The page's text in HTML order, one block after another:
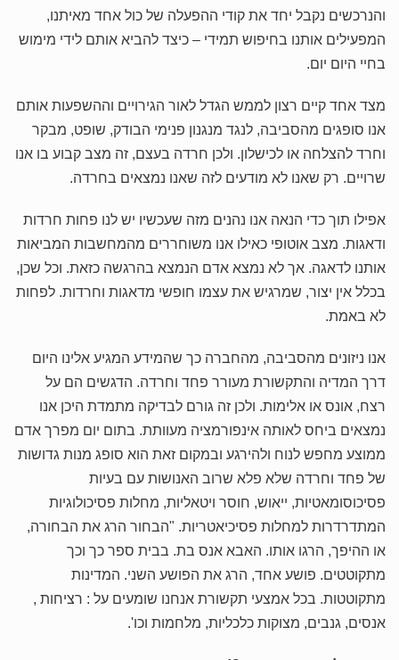
והנרכשים נקבל יחד את קודי ההפעלה של כול אחד מאיתנו,
המפעילים אותנו בחיפוש תמידי – כיצד להביא אותם לידי מימוש
בחיי היום יום.
מצד אחד קיים רצון לממש הגדל לאור הגירויים וההשפעות אותם
אנו סופגים מהסביבה, לנגד מנגנון פנימי הבודק, שופט, מבקר
וחרד להצלחה או לכישלון. ולכן חרדה בעצם, זה מצב קבוע בו אנו
שרויים. רק שאנו לא מודעים לזה שאנו נמצאים בחרדה.
אפילו תוך כדי הנאה אנו נהנים מזה שעכשיו יש לנו פחות חרדות
ודאגות. מצב אוטופי כאילו אנו משוחררים מהמחשבות המביאות
אותנו לדאגה. אך לא נמצא אדם הנמצא בהרגשה כזאת. וכל שכן,
בכלל אין יצור, שמרגיש את עצמו חופשי מדאגות וחרדות. לפחות
לא באמת.
אנו ניזונים מהסביבה, מהחברה כך שהמידע המגיע אלינו היום
דרך המדיה והתקשורת מעורר פחד וחרדה. הדגשים הם על
רצח, אונס או אלימות. ולכן זה גורם לבדיקה מתמדת היכן אנו
נמצאים ביחס לאותה אינפורמציה מעוותת. בתום יום מפרך אדם
ממוצע מחפש לנוח ולהירגע ובמקום זאת הוא סופג מנות גדושות
של פחד וחרדה שלא פלא שרוב האנושות עם בעיות
פסיכוסומאטיות, ייאוש, חוסר ויטאליות, מחלות פסיכולוגיות
המתדרדרות למחלות פסיכיאטריות. "הבחור הרג את הבחורה,
או ההיפך, הרגו אותו. האבא אנס בת. בבית ספר כך וכך
מתקוטטים. פושע אחד, הרג את הפושע השני. המדינות
מתקוטטות. בכל אמצעי תקשורת אנחנו שומעים על : רציחות ,
אנסים, גנבים, מצוקות כלכליות, מלחמות וכו'.